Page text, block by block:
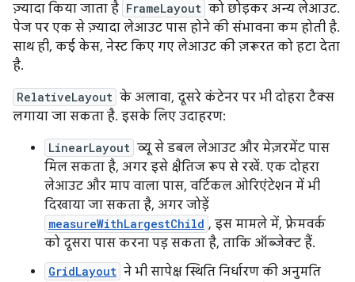
ज़्यादा किया जाता है FrameLayout को छोड़कर अन्य लेआउट.
पेज पर एक से ज़्यादा लेआउट पास होने की संभावना कम होती है.
साथ ही, कई केस, नेस्ट किए गए लेआउट की ज़रूरत को हटा देता
है.
RelativeLayout के अलावा, दूसरे कंटेनर पर भी दोहरा टैक्स
लगाया जा सकता है. इसके लिए उदाहरण:
LinearLayout व्यू से डबल लेआउट और मेज़रमेंट पास
मिल सकता है, अगर इसे क्षैतिज रूप से रखें. एक दोहरा
लेआउट और माप वाला पास, वर्टिकल ओरिएंटेशन में भी
दिखाया जा सकता है, अगर जोड़ें
measureWithLargestChild , इस मामले में, फ़्रेमवर्क
को दूसरा पास करना पड़ सकता है, ताकि ऑब्जेक्ट हैं.
GridLayout ने भी सापेक्ष स्थिति निर्धारण की अनुमति